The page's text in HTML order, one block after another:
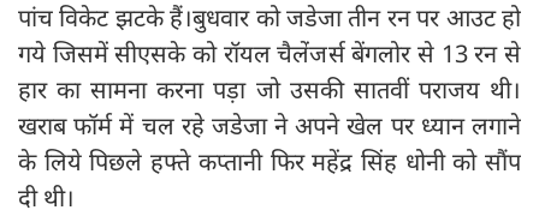
पांच विकेट झटके हैं।बुधवार को जडेजा तीन रन पर आउट हो
गये जिसमें सीएसके को रॉयल चैलेंजर्स बेंगलोर से 13 रन से
हार का सामना करना पड़ा जो उसकी सातवीं पराजय थी।
खराब फॉर्म में चल रहे जडेजा ने अपने खेल पर ध्यान लगाने
के लिये पिछले हफ्ते कप्तानी फिर महेंद्र सिंह धोनी को सौंप
दी थी।